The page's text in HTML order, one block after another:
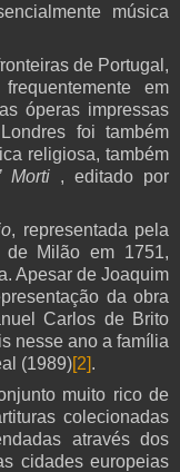
música
de Portugal,
em
óperas impressas
foi também
religiosa, também
Morti , editado por
, representada pela
de Milão em 1751,
Apesar de Joaquim
da obra
Carlos de Brito
nesse ano a família
(1989)[2].
muito rico de
colecionadas
através dos
cidades europeias